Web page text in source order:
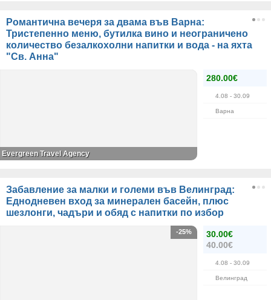
Романтична вечеря за двама във Варна:
Тристепенно меню, бутилка вино и неограничено
количество безалкохолни напитки и вода - на яхта
"Св. Анна"
280.00€
4.08 - 30.09
Варна
Evergreen Travel Agency
Забавление за малки и големи във Велинград:
Еднодневен вход за минерален басейн, плюс
шезлонги, чадъри и обяд с напитки по избор
30.00€
40.00€
4.08 - 30.09
Велинград
-25%